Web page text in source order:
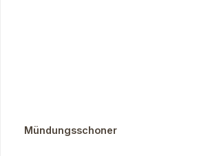
Mündungsschoner